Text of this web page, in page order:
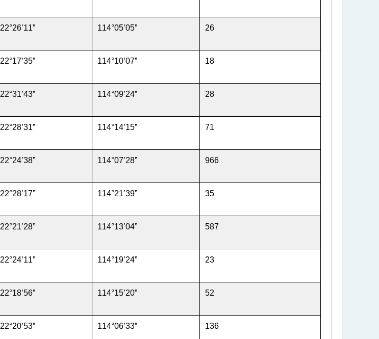
22°26’11” 114°05’05” 26
22°17’35” 114°10’07” 18
22°31’43” 114°09’24” 28
22°28’31” 114°14’15” 71
22°24’38” 114°07’28” 966
22°28’17” 114°21’39” 35
22°21’28” 114°13’04” 587
22°24’11” 114°19’24” 23
22°18’56” 114°15’20” 52
22°20’53” 114°06’33” 136